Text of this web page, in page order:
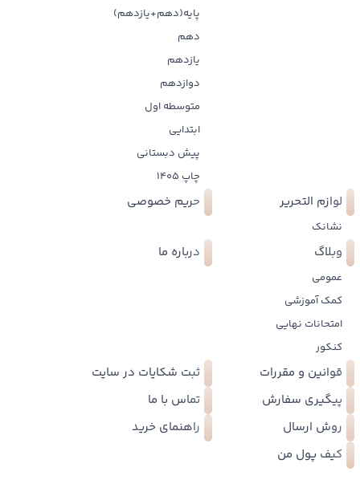
پایه(دهم+یازدهم)
دهم
یازدهم
دوازدهم
متوسطه اول
ابتدایی
پیش دبستانی
چاپ 1405
لوازم التحریر
نشانک
حریم خصوصی
وبلاگ
عمومی
کمک آموزشی
امتحانات نهایی
کنکور
درباره ما
قوانین و مقررات
ثبت شکایات در سایت
پیگیری سفارش
تماس با ما
روش ارسال
راهنمای خرید
کیف پول من